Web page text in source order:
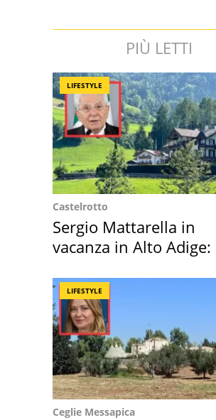
PIÙ LETTI
LIFESTYLE
Castelrotto
Sergio Mattarella in
vacanza in Alto Adige:
LIFESTYLE
Ceglie Messapica